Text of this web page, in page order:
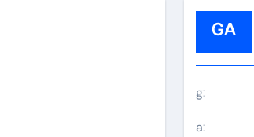
GA
g:
a: